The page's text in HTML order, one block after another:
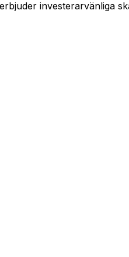
investerarvänliga